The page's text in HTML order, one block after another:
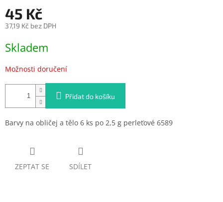
45 Kč
37,19 Kč bez DPH
cena:
Skladem
Možnosti doručení
Přidat do košíku
Barvy na obličej a tělo 6 ks po 2,5 g perleťové 6589
ZEPTAT SE SDÍLET